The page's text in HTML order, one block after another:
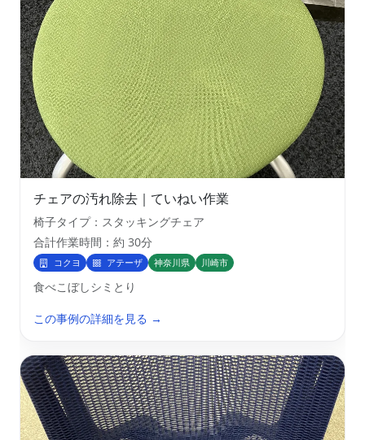
チェアの汚れ除去｜ていねい作業
椅子タイプ：スタッキングチェア
合計作業時間：約 30分
コクヨ アテーザ 神奈川県 川崎市
食べこぼしシミとり
この事例の詳細を見る →